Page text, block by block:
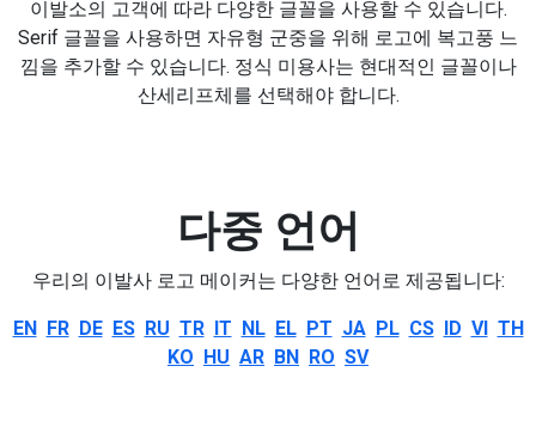
이발소의 고객에 따라 다양한 글꼴을 사용할 수 있습니다.
Serif 글꼴을 사용하면 자유형 군중을 위해 로고에 복고풍 느
낌을 추가할 수 있습니다. 정식 미용사는 현대적인 글꼴이나
산세리프체를 선택해야 합니다.
다중 언어
우리의 이발사 로고 메이커는 다양한 언어로 제공됩니다:
EN FR DE ES RU TR IT NL EL PT JA PL CS ID VI TH
KO HU AR BN RO SV